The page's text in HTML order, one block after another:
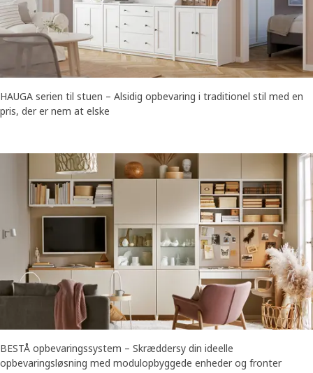
HAUGA serien til stuen – Alsidig opbevaring i traditionel stil med en
pris, der er nem at elske
BESTÅ opbevaringssystem – Skræddersy din ideelle
opbevaringsløsning med modulopbyggede enheder og fronter